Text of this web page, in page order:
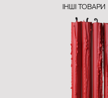
ІНШІ ТОВАРИ